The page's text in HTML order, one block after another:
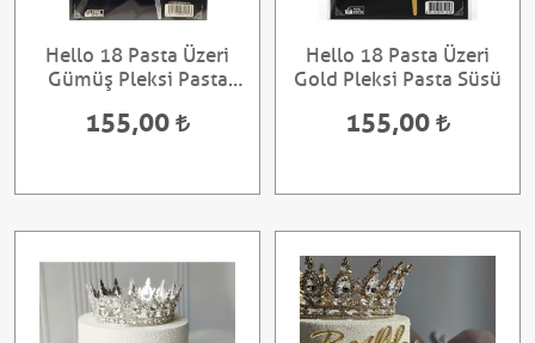
Hello 18 Pasta Üzeri
Gümüş Pleksi Pasta
155,00
Hello 18 Pasta Üzeri
Gold Pleksi Pasta Süsü
155,00